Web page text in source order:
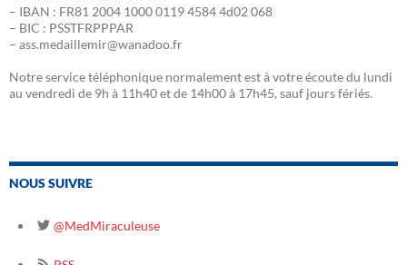
– IBAN : FR81 2004 1000 0119 4584 4d02 068
– BIC : PSSTFRPPPAR
– ass.medaillemir@wanadoo.fr
Notre service téléphonique normalement est à votre écoute du lundi
au vendredi de 9h à 11h40 et de 14h00 à 17h45, sauf jours fériés.
NOUS SUIVRE
@MedMiraculeuse